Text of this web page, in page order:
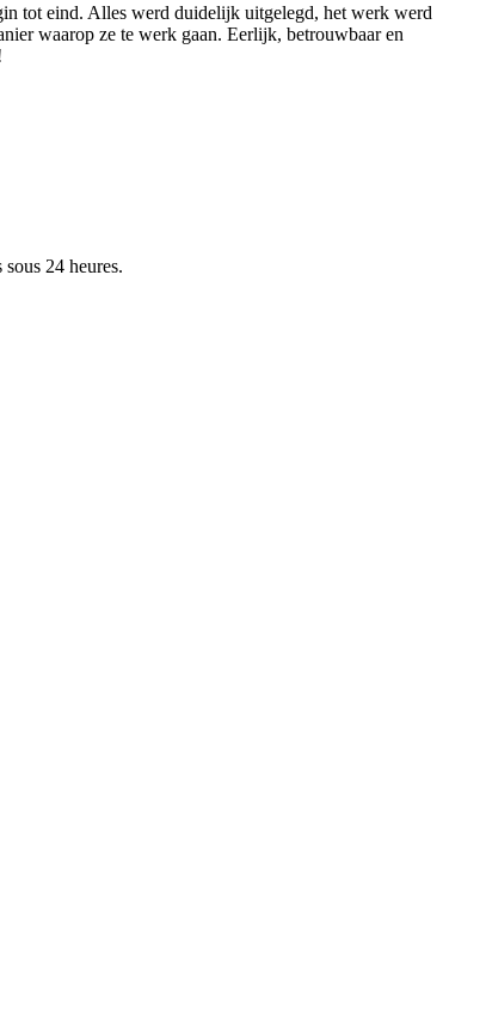
tot eind. Alles werd duidelijk uitgelegd, het werk werd
waarop ze te werk gaan. Eerlijk, betrouwbaar en
24 heures.